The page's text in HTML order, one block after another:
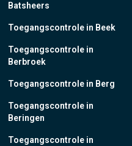
Batsheers
Toegangscontrole in Beek
Toegangscontrole in
Berbroek
Toegangscontrole in Berg
Toegangscontrole in
Beringen
Toegangscontrole in